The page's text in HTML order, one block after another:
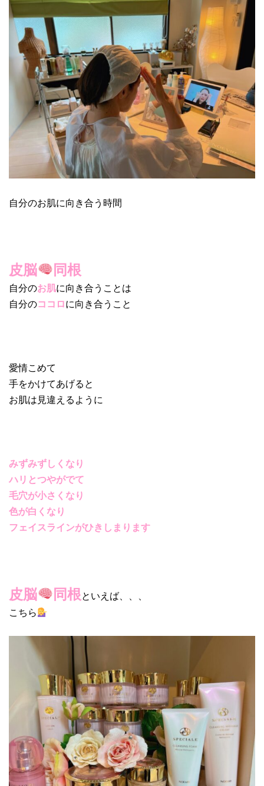
自分のお肌に向き合う時間
皮脳 同根
自分のお肌に向き合うことは
自分のココロに向き合うこと
愛情こめて
手をかけてあげると
お肌は見違えるように
みずみずしくなり
ハリとつやがでて
毛穴が小さくなり
色が白くなり
フェイスラインがひきしまります
皮脳 同根といえば、、、
こちら